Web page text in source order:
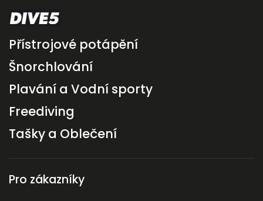
Přístrojové potápění
Šnorchlování
Plavání a Vodní sporty
Freediving
Tašky a Oblečení
Pro zákazníky